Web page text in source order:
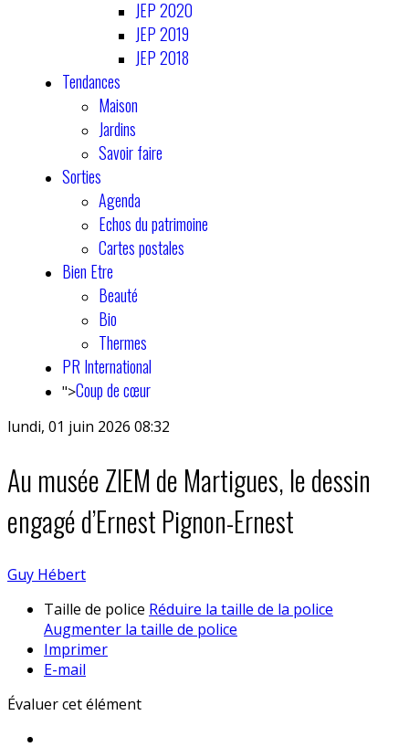
JEP 2020
JEP 2019
JEP 2018
Tendances
Maison
Jardins
Savoir faire
Sorties
Agenda
Echos du patrimoine
Cartes postales
Bien Etre
Beauté
Bio
Thermes
PR International
">Coup de cœur
lundi, 01 juin 2026 08:32
Au musée ZIEM de Martigues, le dessin
engagé d’Ernest Pignon-Ernest
Guy Hébert
Taille de police Réduire la taille de la police
Augmenter la taille de police
Imprimer
E-mail
Évaluer cet élément